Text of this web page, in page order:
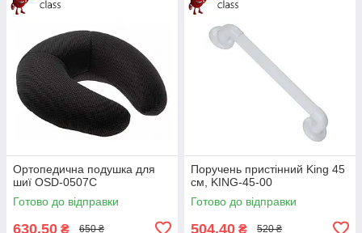
Ортопедична подушка для
шиї OSD-0507C
Готово до відправки
630,50 ₴ 650 ₴
Поручень пристінний King 45
см, KING-45-00
Готово до відправки
504,40 ₴ 520 ₴